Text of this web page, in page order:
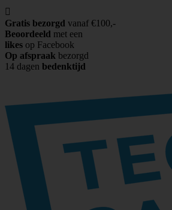

Gratis bezorgd vanaf €100,-
Beoordeeld met een
likes op Facebook
Op afspraak bezorgd
14 dagen bedenktijd